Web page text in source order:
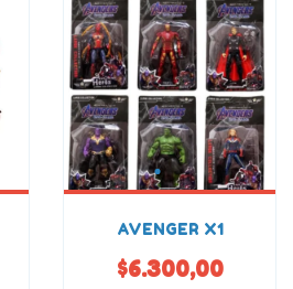
AVENGER X1
$6.300,00